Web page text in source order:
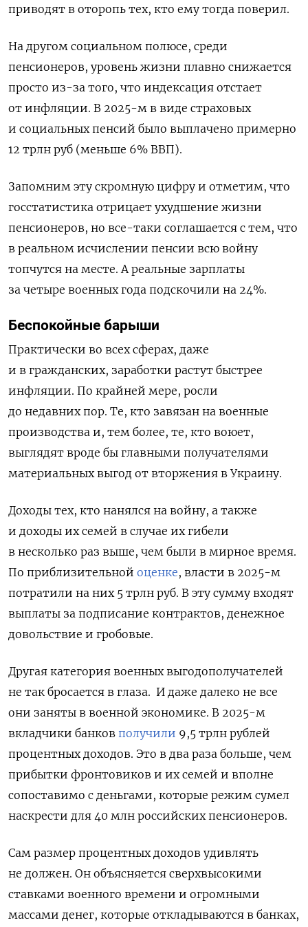
приводят в оторопь тех, кто ему тогда поверил.
На другом социальном полюсе, среди
пенсионеров, уровень жизни плавно снижается
просто из-за того, что индексация отстает
от инфляции. В 2025-м в виде страховых
и социальных пенсий было выплачено примерно
12 трлн руб (меньше 6% ВВП).
Запомним эту скромную цифру и отметим, что
госстатистика отрицает ухудшение жизни
пенсионеров, но все-таки соглашается с тем, что
в реальном исчислении пенсии всю войну
топчутся на месте. А реальные зарплаты
за четыре военных года подскочили на 24%.
Беспокойные барыши
Практически во всех сферах, даже
и в гражданских, заработки растут быстрее
инфляции. По крайней мере, росли
до недавних пор. Те, кто завязан на военные
производства и, тем более, те, кто воюет,
выглядят вроде бы главными получателями
материальных выгод от вторжения в Украину.
Доходы тех, кто нанялся на войну, а также
и доходы их семей в случае их гибели
в несколько раз выше, чем были в мирное время.
По приблизительной оценке, власти в 2025-м
потратили на них 5 трлн руб. В эту сумму входят
выплаты за подписание контрактов, денежное
довольствие и гробовые.
Другая категория военных выгодополучателей
не так бросается в глаза. И даже далеко не все
они заняты в военной экономике. В 2025-м
вкладчики банков получили 9,5 трлн рублей
процентных доходов. Это в два раза больше, чем
прибытки фронтовиков и их семей и вполне
сопоставимо с деньгами, которые режим сумел
наскрести для 40 млн российских пенсионеров.
Сам размер процентных доходов удивлять
не должен. Он объясняется сверхвысокими
ставками военного времени и огромными
массами денег, которые откладываются в банках,